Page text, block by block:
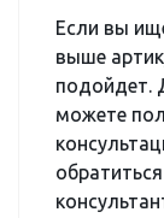
Если вы
выше
подойдет.
можете